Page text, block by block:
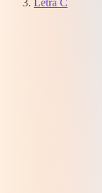
Letra C